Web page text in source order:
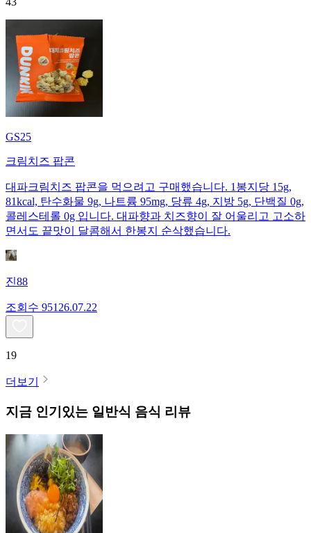
GS25
크림치즈 팝콘
대파크림치즈 팝콘을 먹으려고 구매했습니다. 1봉지당 15g,
81kcal, 탄수화물 9g, 나트륨 95mg, 당류 4g, 지방 5g, 단백질 0g,
콜레스테롤 0g 입니다. 대파향과 치즈향이 잘 어울리고 고소하
면서도 끝맛이 달콤해서 한봉지 순삭했습니다.
진88
조회수 951 26.07.22
19
더보기
지금 인기있는 일반식 음식 리뷰